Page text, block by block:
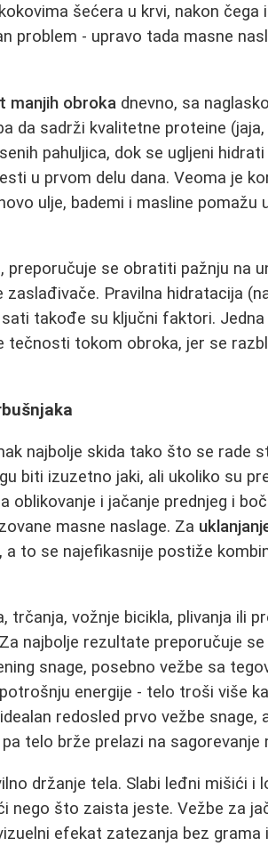
šećera u krvi, nakon čega
problem - upravo tada masne
manjih obroka dnevno, sa
da sadrži kvalitetne proteine
pahuljica, dok se ugljeni
u prvom delu dana. Veoma je
ulje, bademi i masline pomažu
se obratiti pažnju na
Pravilna hidratacija
takođe su ključni faktori.
tečnosti tokom obroka, jer se
najbolje skida tako što se rade
biti izuzetno jaki, ali ukoliko su
oblikovanje i jačanje prednjeg i
masne naslage. Za
to se najefikasnije postiže
vožnje bicikla, plivanja ili
najbolje rezultate preporučuje se
snage, posebno vežbe sa
energije - telo troši više
redosled prvo vežbe snage,
telo brže prelazi na sagorevanje
držanje tela. Slabi leđni mišići i
nego što zaista jeste. Vežbe za
efekat zatezanja bez grama